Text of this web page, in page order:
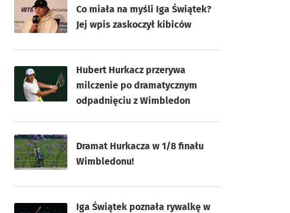
Co miała na myśli Iga Świątek?
Jej wpis zaskoczył kibiców
Hubert Hurkacz przerywa
milczenie po dramatycznym
odpadnięciu z Wimbledon
Dramat Hurkacza w 1/8 finału
Wimbledonu!
Iga Świątek poznała rywalkę w